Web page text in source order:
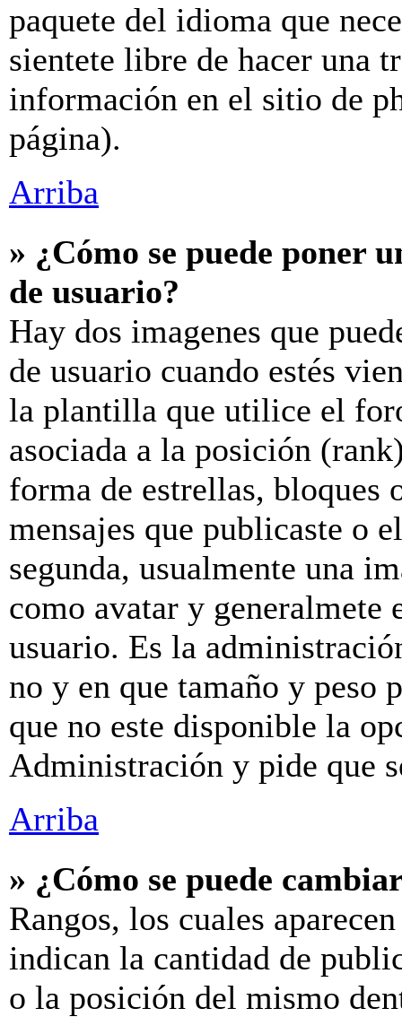
paquete del idioma que
sientete libre de hacer una
información en el sitio de
página).
Arriba
» ¿Cómo se puede poner
de usuario?
Hay dos imagenes que
de usuario cuando estés
la plantilla que utilice el
asociada a la posición
forma de estrellas, bloques
mensajes que publicaste o
segunda, usualmente una
como avatar y generalmete
usuario. Es la
no y en que tamaño y peso
que no este disponible la
Administración y pide que
Arriba
» ¿Cómo se puede
Rangos, los cuales
indican la cantidad de
o la posición del mismo